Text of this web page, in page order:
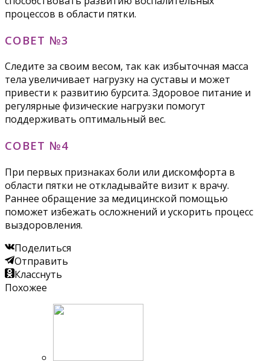
процессов в области пятки.
СОВЕТ №3
Следите за своим весом, так как избыточная масса
тела увеличивает нагрузку на суставы и может
привести к развитию бурсита. Здоровое питание и
регулярные физические нагрузки помогут
поддерживать оптимальный вес.
СОВЕТ №4
При первых признаках боли или дискомфорта в
области пятки не откладывайте визит к врачу.
Раннее обращение за медицинской помощью
поможет избежать осложнений и ускорить процесс
выздоровления.
Поделиться
Отправить
Класснуть
Похожее